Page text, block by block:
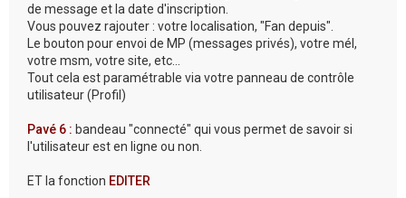
de message et la date d'inscription.
Vous pouvez rajouter : votre localisation, "Fan depuis".
Le bouton pour envoi de MP (messages privés), votre mél,
votre msm, votre site, etc...
Tout cela est paramétrable via votre panneau de contrôle
utilisateur (Profil)
Pavé 6 : bandeau "connecté" qui vous permet de savoir si
l'utilisateur est en ligne ou non.
ET la fonction EDITER